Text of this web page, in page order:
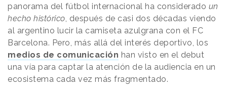
panorama del fútbol internacional ha considerado un
hecho histórico, después de casi dos décadas viendo
al argentino lucir la camiseta azulgrana con el FC
Barcelona. Pero, más allá del interés deportivo, los
medios de comunicación han visto en el debut
una vía para captar la atención de la audiencia en un
ecosistema cada vez más fragmentado.